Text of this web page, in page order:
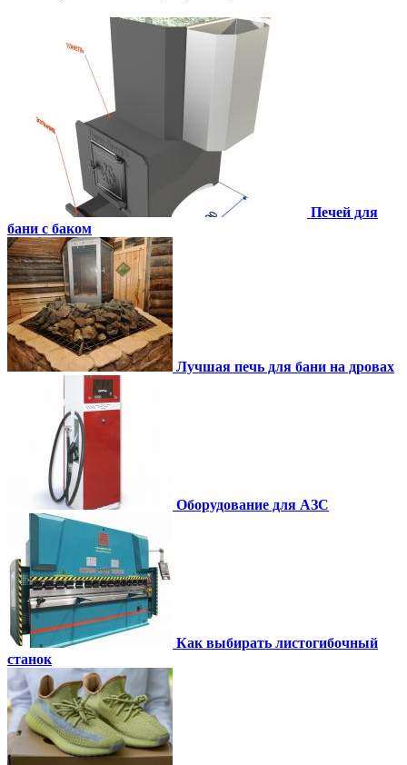
Печей для
бани с баком
Лучшая печь для бани на дровах
Оборудование для АЗС
Как выбирать листогибочный
станок